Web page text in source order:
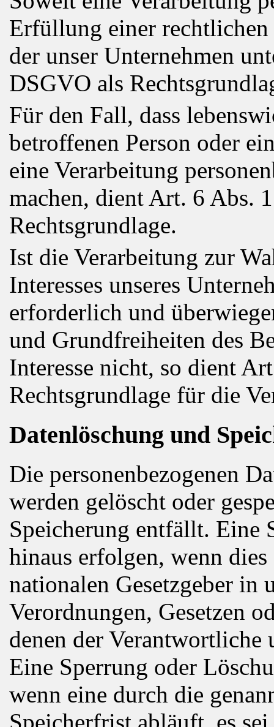
Erfüllung einer
der unser Unternehmen
DSGVO als
Für den Fall, dass
betroffenen Person oder
eine Verarbeitung
machen, dient Art. 6 Abs.
Rechtsgrundlage.
Ist die Verarbeitung zur
Interesses unseres
erforderlich und
und Grundfreiheiten des
Interesse nicht, so dient
Rechtsgrundlage für die
Datenlöschung und
Die personenbezogenen
werden gelöscht oder
Speicherung entfällt. Eine
hinaus erfolgen, wenn
nationalen Gesetzgeber in
Verordnungen, Gesetzen
denen der Verantwortliche
Eine Sperrung oder
wenn eine durch die